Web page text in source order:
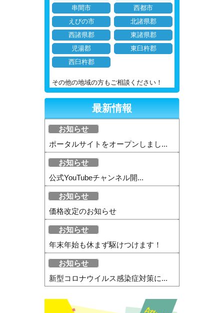
串間市
西都市
えびの市
北諸県郡
西諸県郡
東諸県郡
児湯郡
東臼杵郡
西臼杵郡
その他の地域の方もご相談ください！
最新情報
お知らせ
ポータルサイトをオープンしまし...
お知らせ
公式YouTubeチャンネル開...
お知らせ
価格改定のお知らせ
お知らせ
年末年始も休まず駆けつけます！
お知らせ
新型コロナウイルス感染症対策に...